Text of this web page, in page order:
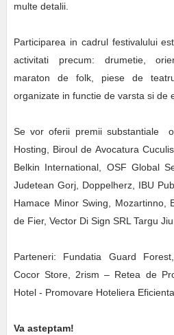
multe detalii.
Participarea in cadrul festivalului
activitati precum: drumetie,
maraton de folk, piese de
organizate in functie de varsta si de
Se vor oferii premii substantiale
Hosting, Biroul de Avocatura
Belkin International, OSF Global
Judetean Gorj, Doppelherz, IBU
Hamace Minor Swing, Mozartinno,
de Fier, Vector Di Sign SRL Targu Jiu.
Parteneri: Fundatia Guard
Cocor Store, 2rism – Retea de
Hotel - Promovare Hoteliera Eficienta.
Va asteptam!